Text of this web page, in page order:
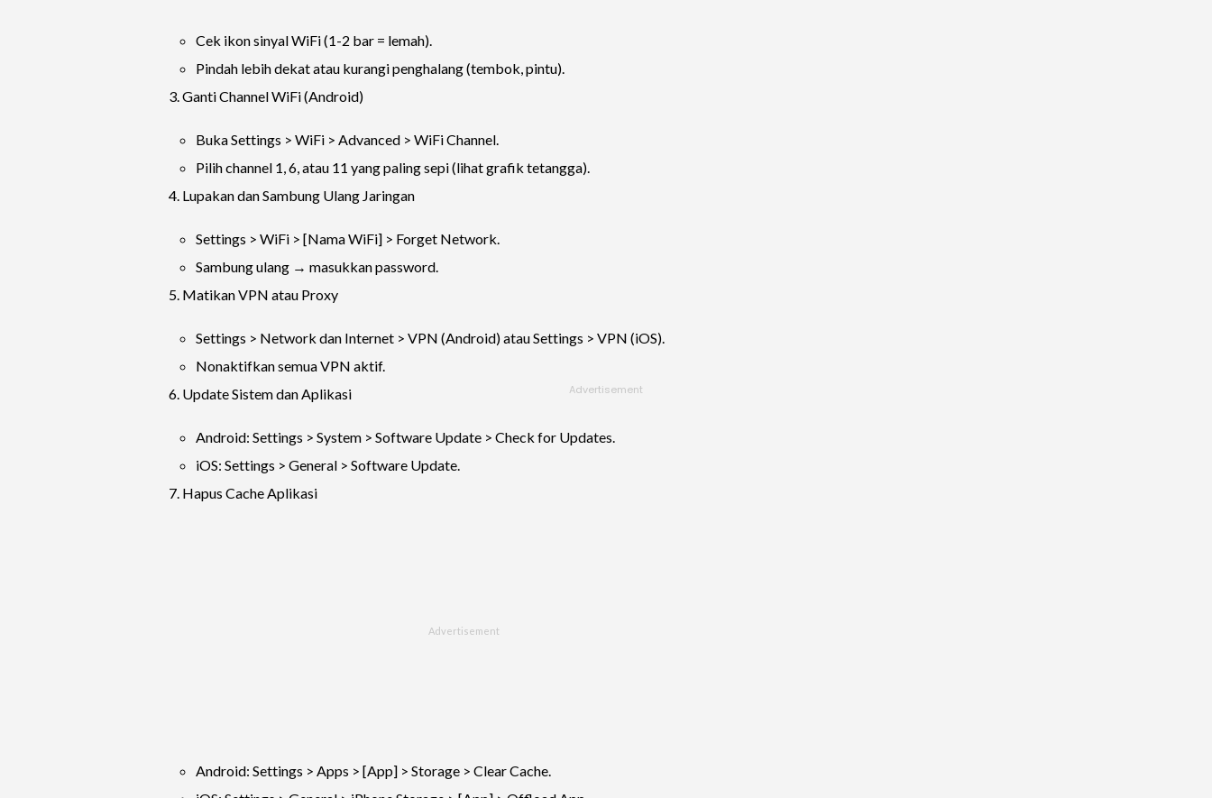
Cek ikon sinyal WiFi (1-2 bar = lemah).
Pindah lebih dekat atau kurangi penghalang (tembok, pintu).
3. Ganti Channel WiFi (Android)
Buka Settings > WiFi > Advanced > WiFi Channel.
Pilih channel 1, 6, atau 11 yang paling sepi (lihat grafik tetangga).
4. Lupakan dan Sambung Ulang Jaringan
Settings > WiFi > [Nama WiFi] > Forget Network.
Sambung ulang → masukkan password.
5. Matikan VPN atau Proxy
Settings > Network dan Internet > VPN (Android) atau Settings > VPN (iOS).
Nonaktifkan semua VPN aktif.
6. Update Sistem dan Aplikasi
Android: Settings > System > Software Update > Check for Updates.
iOS: Settings > General > Software Update.
7. Hapus Cache Aplikasi
Android: Settings > Apps > [App] > Storage > Clear Cache.